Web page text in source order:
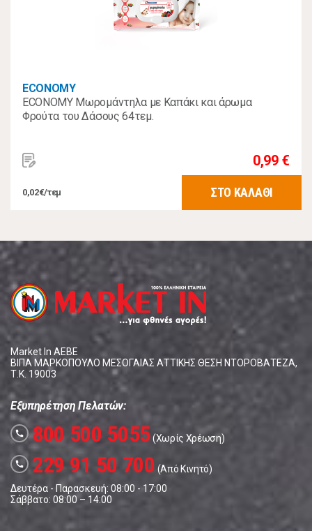
ECONOMY
ECONOMY Μωρομάντηλα με Καπάκι και άρωμα
Φρούτα του Δάσους 64τεμ.
0,99 €
0,02€/τεμ ΣΤΟ ΚΑΛΑΘΙ
Market In ΑΕΒΕ
ΒΙΠΑ ΜΑΡΚΟΠΟΥΛΟ ΜΕΣΟΓΑΙΑΣ ΑΤΤΙΚΗΣ ΘΕΣΗ ΝΤΟΡΟΒΑΤΕΖΑ,
Τ.Κ. 19003
Εξυπηρέτηση Πελατών:
call 800 500 5055(Χωρίς Χρέωση)
call 229 91 50 700 (Από Κινητό)
Δευτέρα - Παρασκευή: 08:00 - 17:00
Σάββατο: 08:00 – 14:00